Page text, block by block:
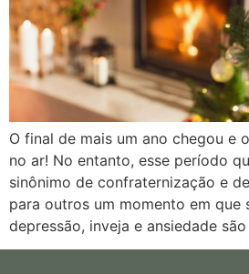
O final de mais um ano chegou e
no ar! No entanto, esse período
sinônimo de confraternização e
para outros um momento em que
depressão, inveja e ansiedade